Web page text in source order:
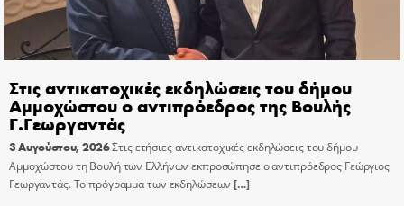
Στις αντικατοχικές εκδηλώσεις του δήμου
Αμμοχώστου ο αντιπρόεδρος της Βουλής
Γ.Γεωργαντάς
3 Αυγούστου, 2026Στις ετήσιες αντικατοχικές εκδηλώσεις του δήμου
Αμμοχώστου τη Βουλή των Ελλήνων εκπροσώπησε ο αντιπρόεδρος Γεώργιος
Γεωργαντάς. Το πρόγραμμα των εκδηλώσεων […]